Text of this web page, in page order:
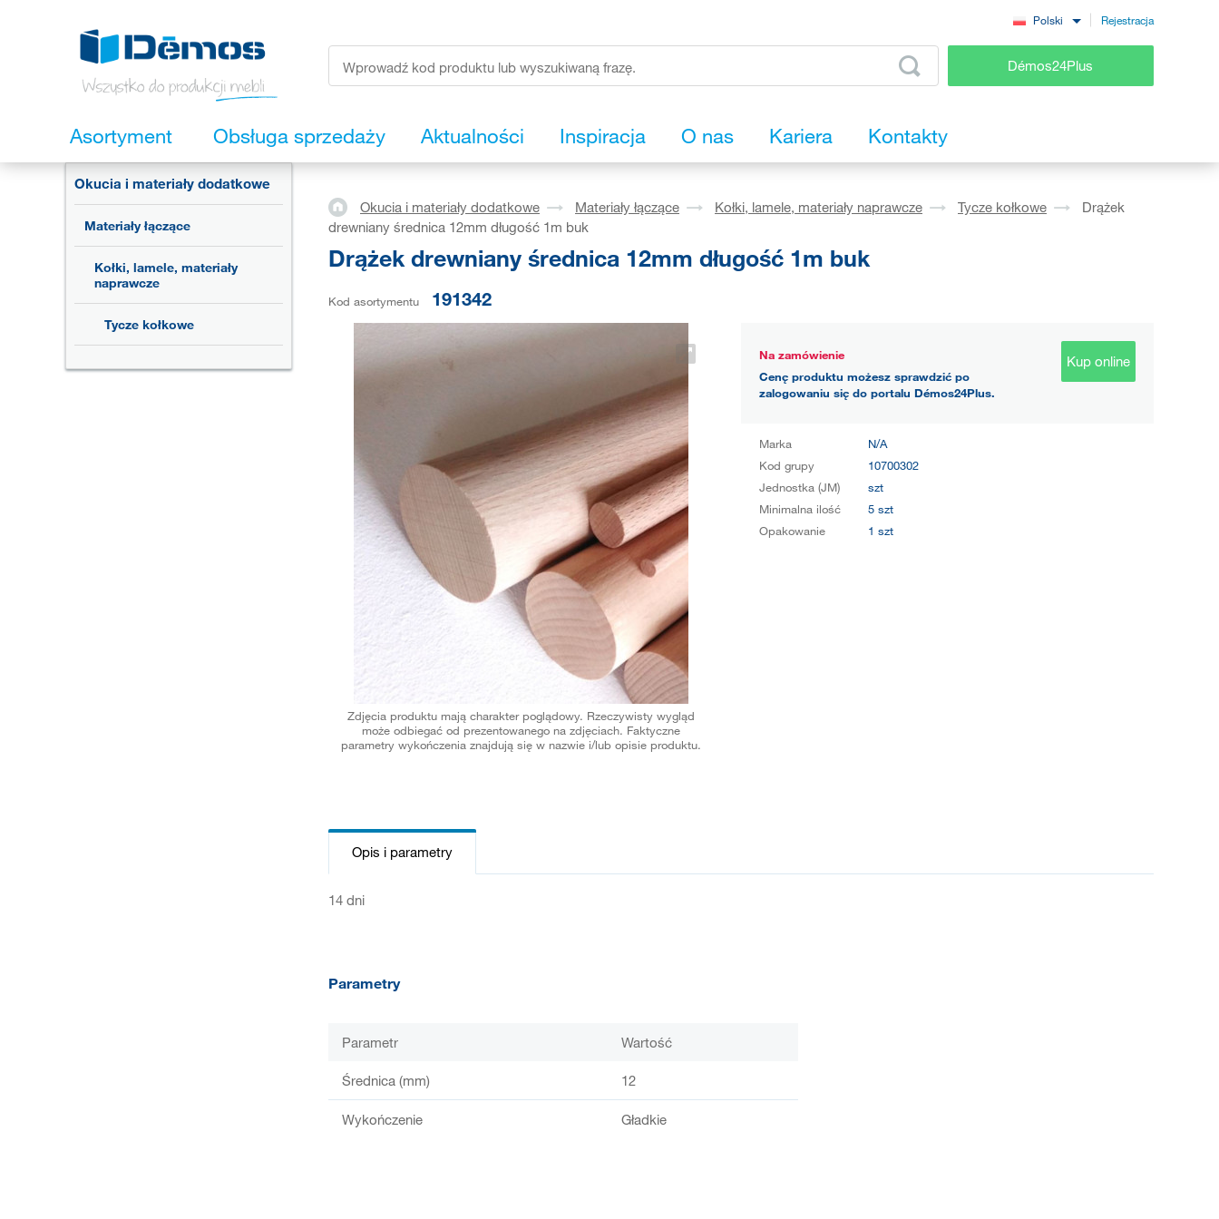
Polski Rejestracja
Démos24Plus
Asortyment Obsługa sprzedaży Aktualności Inspiracja O nas Kariera Kontakty
Okucia i materiały dodatkowe
Materiały łączące
Kołki, lamele, materiały
naprawcze
Tycze kołkowe
Okucia i materiały dodatkowe Materiały łączące Kołki, lamele, materiały naprawcze Tycze kołkowe
Drążek
drewniany średnica 12mm długość 1m buk
Drążek drewniany średnica 12mm długość 1m buk
Kod asortymentu 191342
Zdjęcia produktu mają charakter poglądowy. Rzeczywisty wygląd
może odbiegać od prezentowanego na zdjęciach. Faktyczne
parametry wykończenia znajdują się w nazwie i/lub opisie produktu.
Na zamówienie
Cenę produktu możesz sprawdzić po
zalogowaniu się do portalu Démos24Plus.
Kup online
Marka
N/A
Kod grupy
10700302
Jednostka (JM)
szt
Minimalna ilość
5 szt
Opakowanie
1 szt
Opis i parametry
14 dni
Parametry
Parametr Wartość
Średnica (mm) 12
Wykończenie Gładkie